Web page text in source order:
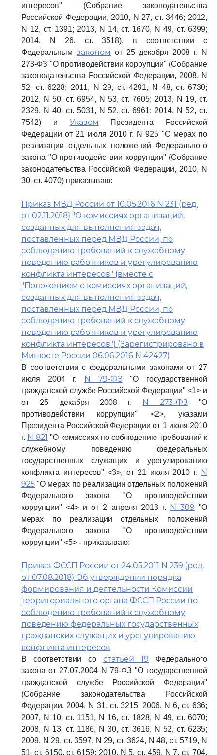
интересов" (Собрание законодательства
Российской Федерации, 2010, N 27, ст. 3446; 2012,
N 12, ст. 1391; 2013, N 14, ст. 1670, N 49, ст. 6399;
2014, N 26, ст. 3518), в соответствии с
Федеральным законом от 25 декабря 2008 г. N
273-ФЗ "О противодействии коррупции" (Собрание
законодательства Российской Федерации, 2008, N
52, ст. 6228; 2011, N 29, ст. 4291, N 48, ст. 6730;
2012, N 50, ст. 6954, N 53, ст. 7605; 2013, N 19, ст.
2329, N 40, ст. 5031, N 52, ст. 6961; 2014, N 52, ст.
7542) и Указом Президента Российской
Федерации от 21 июля 2010 г. N 925 "О мерах по
реализации отдельных положений Федерального
закона "О противодействии коррупции" (Собрание
законодательства Российской Федерации, 2010, N
30, ст. 4070) приказываю:
Приказ МВД России от 10.05.2016 N 231 (ред.
от 02.11.2018) "О комиссиях организаций,
созданных для выполнения задач,
поставленных перед МВД России, по
соблюдению требований к служебному
поведению работников и урегулированию
конфликта интересов" (вместе с
"Положением о комиссиях организаций,
созданных для выполнения задач,
поставленных перед МВД России, по
соблюдению требований к служебному
поведению работников и урегулированию
конфликта интересов") (Зарегистрировано в
Минюсте России 06.06.2016 N 42427)
В соответствии с федеральными законами от 27
июля 2004 г. N 79-ФЗ "О государственной
гражданской службе Российской Федерации" <1> и
от 25 декабря 2008 г. N 273-ФЗ "О
противодействии коррупции" <2>, указами
Президента Российской Федерации от 1 июля 2010
г. N 821 "О комиссиях по соблюдению требований к
служебному поведению федеральных
государственных служащих и урегулированию
конфликта интересов" <3>, от 21 июля 2010 г. N
925 "О мерах по реализации отдельных положений
Федерального закона "О противодействии
коррупции" <4> и от 2 апреля 2013 г. N 309 "О
мерах по реализации отдельных положений
Федерального закона "О противодействии
коррупции" <5> - приказываю:
Приказ ФССП России от 24.05.2011 N 239 (ред.
от 07.08.2018) Об утверждении порядка
формирования и деятельности Комиссии
территориального органа ФССП России по
соблюдению требований к служебному
поведению федеральных государственных
гражданских служащих и урегулированию
конфликта интересов
В соответствии со статьей 19 Федерального
закона от 27.07.2004 N 79-ФЗ "О государственной
гражданской службе Российской Федерации"
(Собрание законодательства Российской
Федерации, 2004, N 31, ст. 3215; 2006, N 6, ст. 636;
2007, N 10, ст. 1151, N 16, ст. 1828, N 49, ст. 6070;
2008, N 13, ст. 1186, N 30, ст. 3616, N 52, ст. 6235;
2009, N 29, ст. 3597, N 29, ст. 3624, N 48, ст. 5719, N
51, ст. 6150, ст. 6159; 2010, N 5, ст. 459, N 7, ст. 704,